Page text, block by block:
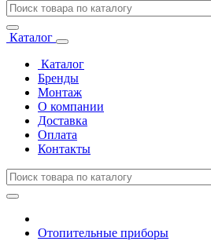
Каталог
Каталог
Бренды
Монтаж
О компании
Доставка
Оплата
Контакты
Отопительные приборы